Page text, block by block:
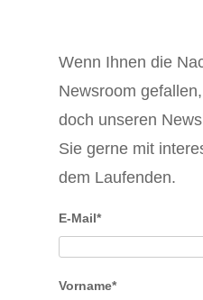
Wenn Ihnen die
Newsroom
doch unseren
Sie gerne mit
dem Laufenden.
E-Mail*
Vorname*